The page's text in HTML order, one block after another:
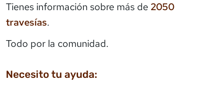
Tienes información sobre más de 2050
travesías.
Todo por la comunidad.
Necesito tu ayuda: